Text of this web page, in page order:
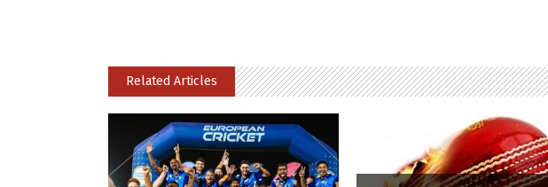
Related Articles